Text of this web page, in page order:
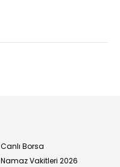
Canlı Borsa
Namaz Vakitleri 2026